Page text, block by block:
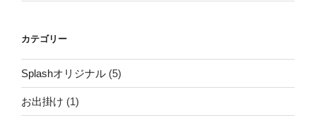
カテゴリー
Splashオリジナル (5)
お出掛け (1)